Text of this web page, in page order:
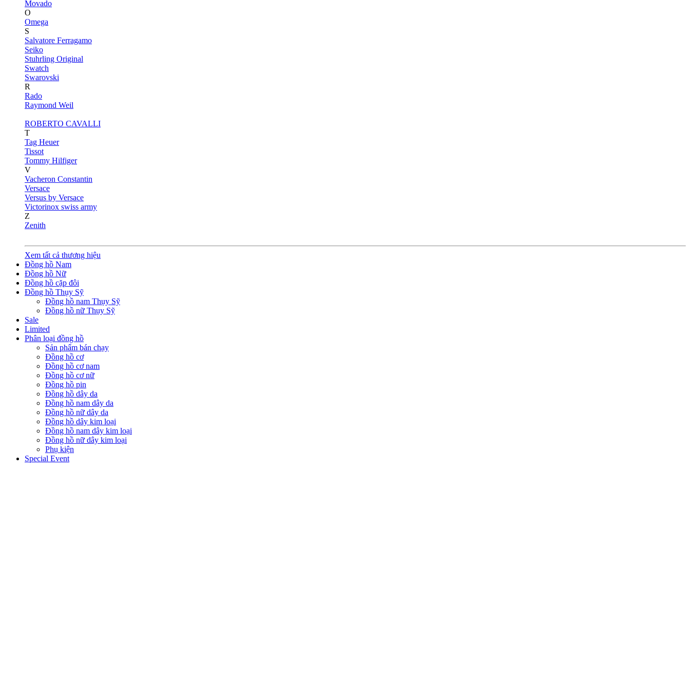
Movado
O
Omega
S
Salvatore Ferragamo
Seiko
Stuhrling Original
Swatch
Swarovski
R
Rado
Raymond Weil
ROBERTO CAVALLI
T
Tag Heuer
Tissot
Tommy Hilfiger
V
Vacheron Constantin
Versace
Versus by Versace
Victorinox swiss army
Z
Zenith
Xem tất cả thương hiệu
Đồng hồ Nam
Đồng hồ Nữ
Đồng hồ cặp đôi
Đồng hồ Thụy Sỹ
Đồng hồ nam Thụy Sỹ
Đồng hồ nữ Thụy Sỹ
Sale
Limited
Phân loại đồng hồ
Sản phẩm bán chạy
Đồng hồ cơ
Đồng hồ cơ nam
Đồng hồ cơ nữ
Đồng hồ pin
Đồng hồ dây da
Đồng hồ nam dây da
Đồng hồ nữ dây da
Đồng hồ dây kim loại
Đồng hồ nam dây kim loại
Đồng hồ nữ dây kim loại
Phụ kiện
Special Event